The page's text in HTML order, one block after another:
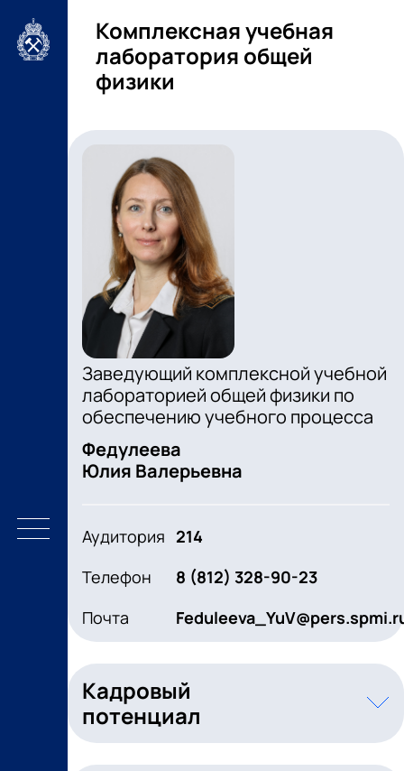
Комплексная учебная
лаборатория общей
физики
Заведующий комплексной учебной
лабораторией общей физики по
обеспечению учебного процесса
Федулеева
Юлия Валерьевна
Аудитория
Телефон
Почта
214
8 (812) 328-90-23
Кадровый
потенциал